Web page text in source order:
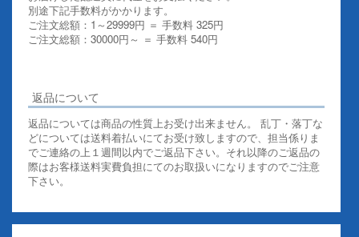
別途下記手数料がかかります。
ご注文総額：1～29999円 ＝ 手数料 325円
ご注文総額：30000円～ ＝ 手数料 540円
返品について
返品については商品の性質上お受け出来ません。 乱丁・落丁な
どについては送料着払いにてお受け致しますので、担当係りま
でご連絡の上１週間以内でご返品下さい。それ以降のご返品の
際はお客様送料実費負担にてのお取扱いになりますのでご注意
下さい。